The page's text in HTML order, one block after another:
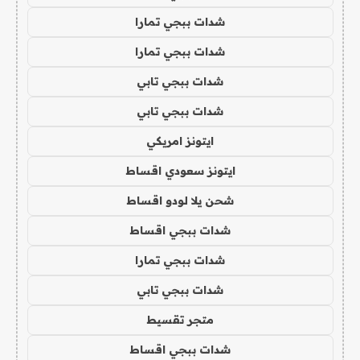
شدات ببجي تمارا
شدات ببجي تمارا
شدات ببجي تابي
شدات ببجي تابي
ايتونز امريكي
ايتونز سعودي اقساط
شحن يلا لودو اقساط
شدات ببجي اقساط
شدات ببجي تمارا
شدات ببجي تابي
متجر تقسيط
شدات ببجي اقساط